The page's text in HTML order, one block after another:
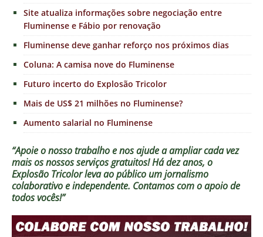
Site atualiza informações sobre negociação entre
Fluminense e Fábio por renovação
Fluminense deve ganhar reforço nos próximos dias
Coluna: A camisa nove do Fluminense
Futuro incerto do Explosão Tricolor
Mais de US$ 21 milhões no Fluminense?
Aumento salarial no Fluminense
“Apoie o nosso trabalho e nos ajude a ampliar cada vez
mais os nossos serviços gratuitos!Há dez anos, o
Explosão Tricolor leva ao público um jornalismo
colaborativo e independente. Contamos com o apoio de
todos vocês!”